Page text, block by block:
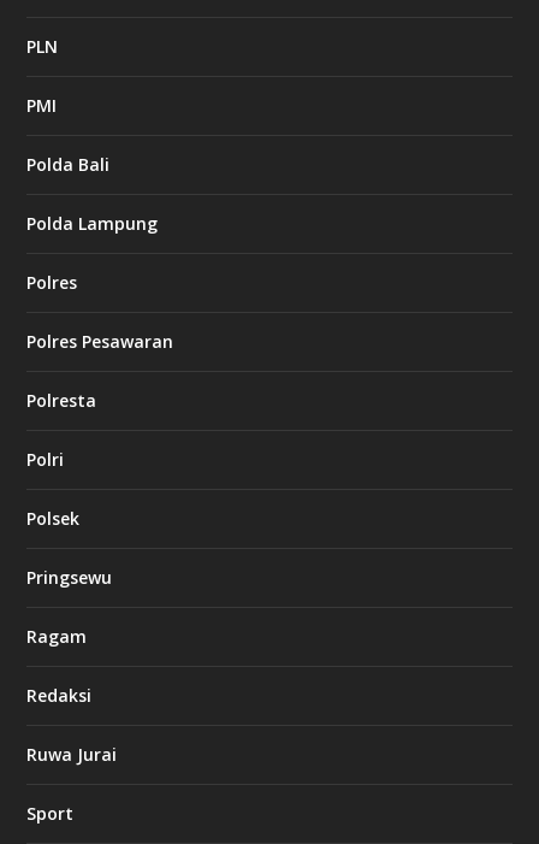
PLN
PMI
Polda Bali
Polda Lampung
Polres
Polres Pesawaran
Polresta
Polri
Polsek
Pringsewu
Ragam
Redaksi
Ruwa Jurai
Sport